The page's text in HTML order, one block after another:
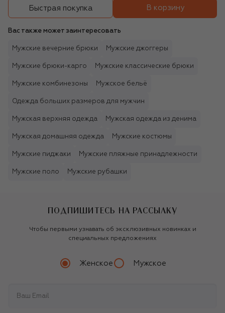
Быстрая покупка В корзину
Вас также может заинтересовать
Мужские вечерние брюки Мужские джоггеры
Мужские брюки-карго Мужские классические брюки
Мужские комбинезоны Мужское бельё
Одежда больших размеров для мужчин
Мужская верхняя одежда Мужская одежда из денима
Мужская домашняя одежда Мужские костюмы
Мужские пиджаки Мужские пляжные принадлежности
Мужские поло Мужские рубашки
ПОДПИШИТЕСЬ НА РАССЫЛКУ
Чтобы первыми узнавать об эксклюзивных новинках и
специальных предложениях
Женское Мужское